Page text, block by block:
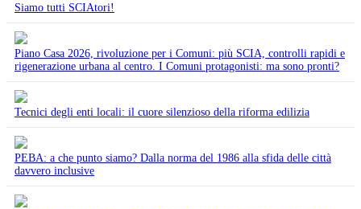
Siamo tutti SCIAtori!
Piano Casa 2026, rivoluzione per i Comuni: più SCIA, controlli rapidi e
rigenerazione urbana al centro. I Comuni protagonisti: ma sono pronti?
Tecnici degli enti locali: il cuore silenzioso della riforma edilizia
PEBA: a che punto siamo? Dalla norma del 1986 alla sfida delle città
davvero inclusive